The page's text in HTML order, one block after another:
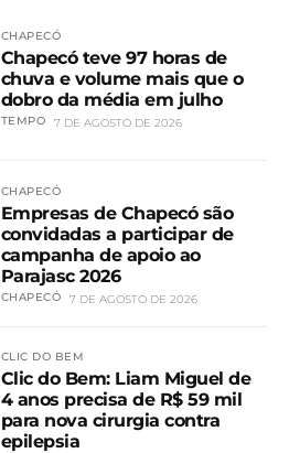
CHAPECÓ
Chapecó teve 97 horas de
chuva e volume mais que o
dobro da média em julho
TEMPO 7 DE AGOSTO DE 2026
CHAPECÓ
Empresas de Chapecó são
convidadas a participar de
campanha de apoio ao
Parajasc 2026
CHAPECÓ 7 DE AGOSTO DE 2026
CLIC DO BEM
Clic do Bem: Liam Miguel de
4 anos precisa de R$ 59 mil
para nova cirurgia contra
epilepsia